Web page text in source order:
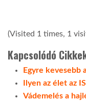
(Visited 1 times, 1
Kapcsolódó
Egyre kevesebb
Ilyen az élet az
Vádemelés a